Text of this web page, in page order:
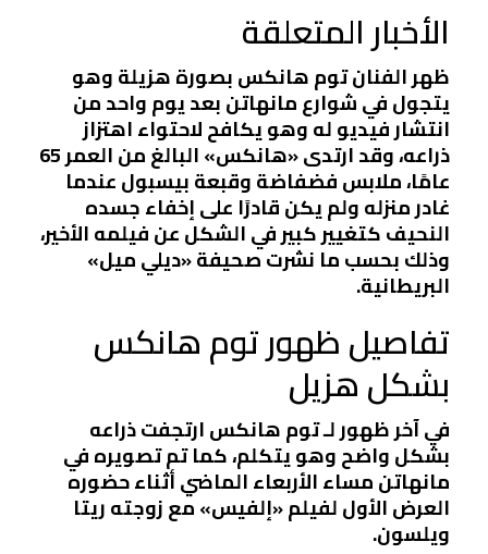
الأخبار المتعلقة
ظهر الفنان توم هانكس بصورة هزيلة وهو
يتجول في شوارع مانهاتن بعد يوم واحد من
انتشار فيديو له وهو يكافح لاحتواء اهتزاز
ذراعه، وقد ارتدى «هانكس» البالغ من العمر 65
عامًا، ملابس فضفاضة وقبعة بيسبول عندما
غادر منزله ولم يكن قادرًا على إخفاء جسده
النحيف كتغيير كبير في الشكل عن فيلمه الأخير،
وذلك بحسب ما نشرت صحيفة «ديلي ميل»
البريطانية.
تفاصيل ظهور توم هانكس
بشكل هزيل
في آخر ظهور لـ توم هانكس ارتجفت ذراعه
بشكل واضح وهو يتكلم، كما تم تصويره في
مانهاتن مساء الأربعاء الماضي أثناء حضوره
العرض الأول لفيلم «إلفيس» مع زوجته ريتا
ويلسون.